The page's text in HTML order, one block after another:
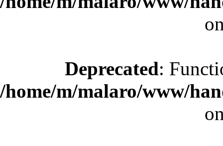
Deprecated:
/home/m/malaro/www/